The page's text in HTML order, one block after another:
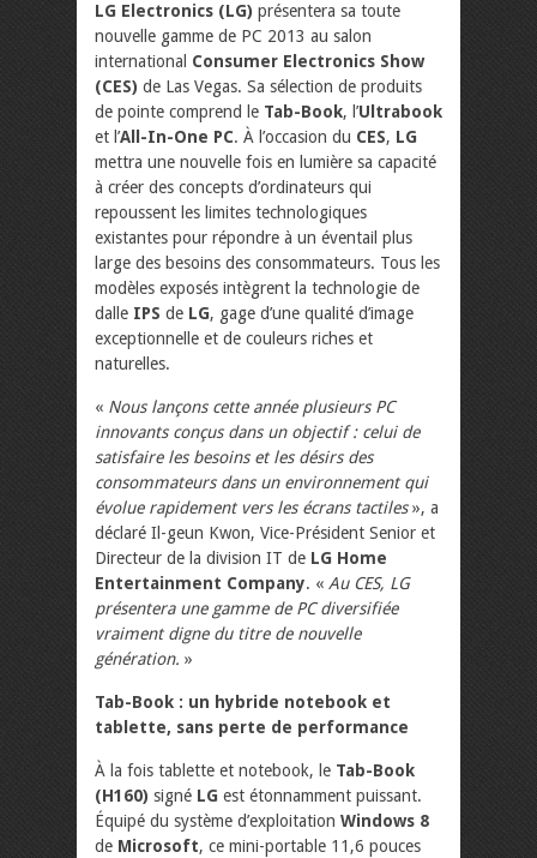
LG Electronics (LG) présentera sa toute
nouvelle gamme de PC 2013 au salon
international Consumer Electronics Show
(CES) de Las Vegas. Sa sélection de produits
de pointe comprend le Tab-Book, l’Ultrabook
et l’All-In-One PC. À l’occasion du CES, LG
mettra une nouvelle fois en lumière sa capacité
à créer des concepts d’ordinateurs qui
repoussent les limites technologiques
existantes pour répondre à un éventail plus
large des besoins des consommateurs. Tous les
modèles exposés intègrent la technologie de
dalle IPS de LG, gage d’une qualité d’image
exceptionnelle et de couleurs riches et
naturelles.
« Nous lançons cette année plusieurs PC
innovants conçus dans un objectif : celui de
satisfaire les besoins et les désirs des
consommateurs dans un environnement qui
évolue rapidement vers les écrans tactiles», a
déclaré Il-geun Kwon, Vice-Président Senior et
Directeur de la division IT de LG Home
Entertainment Company. « Au CES, LG
présentera une gamme de PC diversifiée
vraiment digne du titre de nouvelle
génération. »
Tab-Book : un hybride notebook et
tablette, sans perte de performance
À la fois tablette et notebook, le Tab-Book
(H160) signé LG est étonnamment puissant.
Équipé du système d’exploitation Windows 8
de Microsoft, ce mini-portable 11,6 pouces